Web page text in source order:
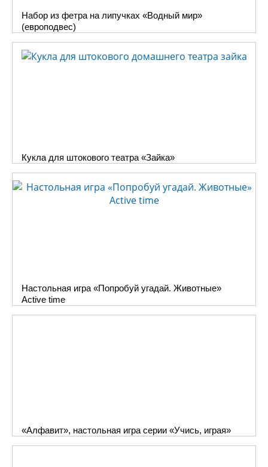
Набор из фетра на липучках «Водный мир»
(европодвес)
Кукла для штокового театра «Зайка»
Настольная игра «Попробуй угадай. Животные»
Active time
«Алфавит», настольная игра серии «Учись, играя»